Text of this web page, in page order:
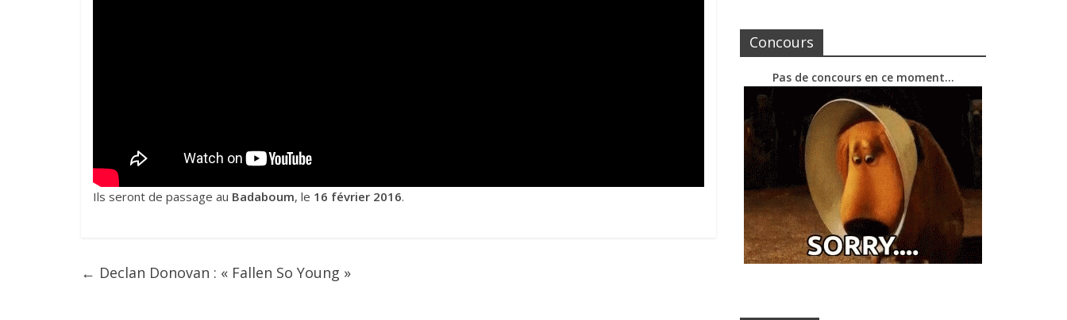
Ils seront de passage au Badaboum, le 16 février 2016.
← Declan Donovan : « Fallen So Young »
Concours
Pas de concours en ce moment…